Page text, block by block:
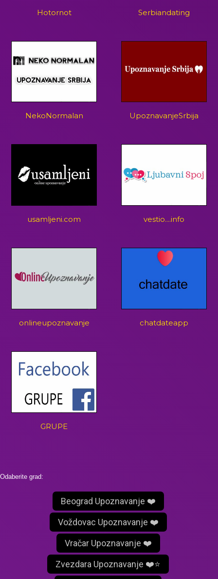
Hotornot Serbiandating
NekoNormalan UpoznavanjeSrbija
usamljeni.com vestio....info
onlineupoznavanje chatdateapp
GRUPE
Odaberite grad:
Beograd Upoznavanje ❤️
Voždovac Upoznavanje ❤️
Vračar Upoznavanje ❤️
Zvezdara Upoznavanje ❤️⭐